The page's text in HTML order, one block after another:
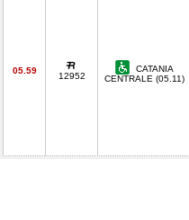
05.59
12952
CATANIA
CENTRALE (05.11)